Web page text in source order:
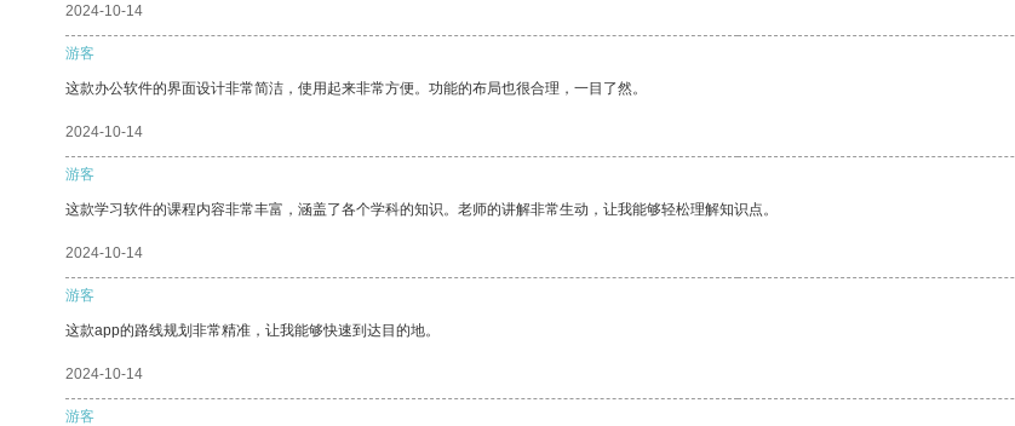
2024-10-14
游客
这款办公软件的界面设计非常简洁，使用起来非常方便。功能的布局也很合理，一目了然。
2024-10-14
游客
这款学习软件的课程内容非常丰富，涵盖了各个学科的知识。老师的讲解非常生动，让我能够轻松理解知识点。
2024-10-14
游客
这款app的路线规划非常精准，让我能够快速到达目的地。
2024-10-14
游客